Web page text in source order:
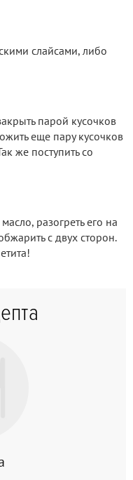
слайсами, либо
парой кусочков
еще пару кусочков
же поступить со
разогреть его на
с двух сторон.